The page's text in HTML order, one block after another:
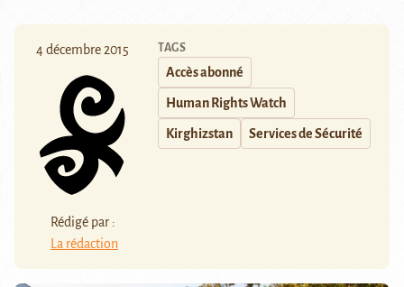
4 décembre 2015
Rédigé par :
La rédaction
TAGS
Accès abonné
Human Rights Watch
Kirghizstan Services de Sécurité